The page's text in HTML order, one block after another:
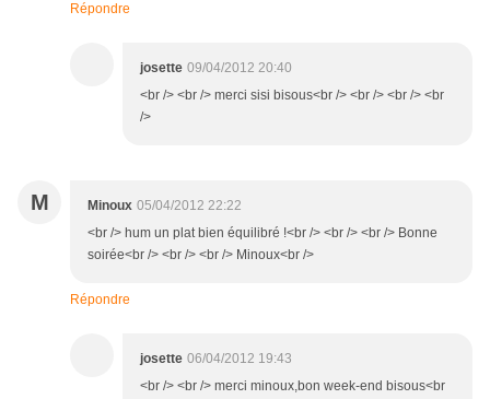
Répondre
josette 09/04/2012 20:40
<br /> <br /> merci sisi bisous<br /> <br /> <br /> <br
/>
M Minoux 05/04/2012 22:22
<br /> hum un plat bien équilibré !<br /> <br /> <br /> Bonne
soirée<br /> <br /> <br /> Minoux<br />
Répondre
josette 06/04/2012 19:43
<br /> <br /> merci minoux,bon week-end bisous<br